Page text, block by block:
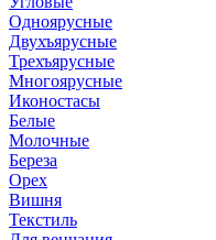
Одноярусные
Двухъярусные
Трехъярусные
Многоярусные
Иконостасы
Белые
Молочные
Береза
Орех
Вишня
Текстиль